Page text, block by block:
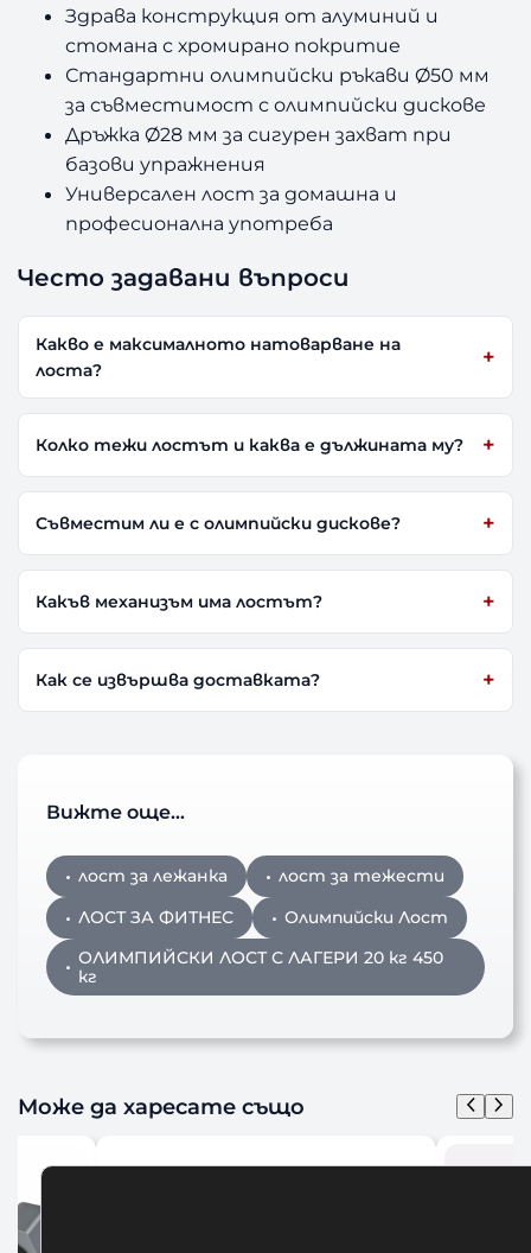
Здрава конструкция от алуминий и
стомана с хромирано покритие
Стандартни олимпийски ръкави Ø50 мм
за съвместимост с олимпийски дискове
Дръжка Ø28 мм за сигурен захват при
базови упражнения
Универсален лост за домашна и
професионална употреба
Често задавани въпроси
Какво е максималното натоварване на
лоста?
Колко тежи лостът и каква е дължината му?
Съвместим ли е с олимпийски дискове?
Какъв механизъм има лостът?
Как се извършва доставката?
Вижте още…
лост за лежанка
лост за тежести
ЛОСТ ЗА ФИТНЕС
Олимпийски Лост
ОЛИМПИЙСКИ ЛОСТ С ЛАГЕРИ 20 кг 450
кг
Може да харесате също